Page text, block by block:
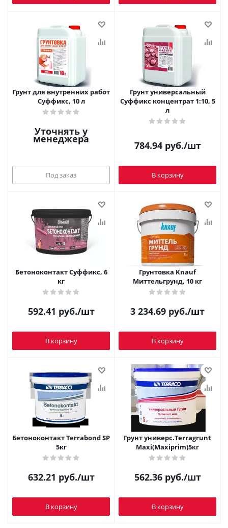
Грунт для внутренних работ
Суффикс, 10 л
Уточнять у
менеджера
Под заказ
Грунт универсальный
Суффикс концентрат 1:10, 5
л
784.94руб./шт
В корзину
Бетоноконтакт Суффикс, 6
кг
592.41 руб./шт
В корзину
Грунтовка Knauf
Миттельгрунд, 10 кг
3 234.69 руб./шт
В корзину
Бетоноконтакт Terrabond SP
5кг
632.21 руб./шт
В корзину
Грунт универс.Terragrunt
Maxi(Maxiprim)5кг
562.36руб./шт
В корзину